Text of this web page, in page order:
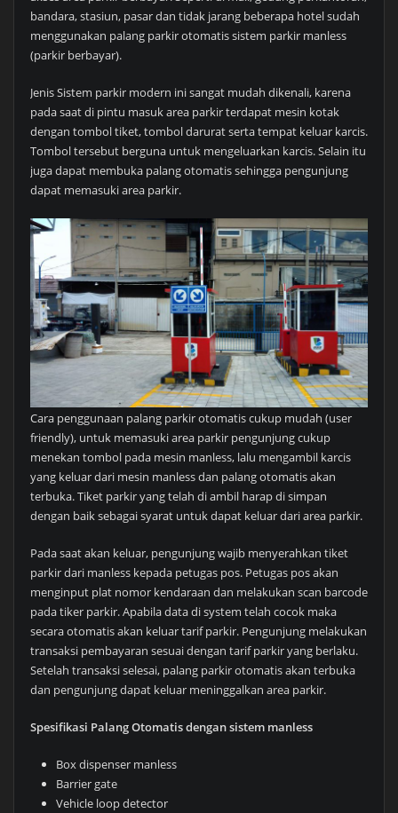
bandara, stasiun, pasar dan tidak jarang beberapa hotel sudah
menggunakan palang parkir otomatis sistem parkir manless
(parkir berbayar).
Jenis Sistem parkir modern ini sangat mudah dikenali, karena
pada saat di pintu masuk area parkir terdapat mesin kotak
dengan tombol tiket, tombol darurat serta tempat keluar karcis.
Tombol tersebut berguna untuk mengeluarkan karcis. Selain itu
juga dapat membuka palang otomatis sehingga pengunjung
dapat memasuki area parkir.
Cara penggunaan palang parkir otomatis cukup mudah (user
friendly), untuk memasuki area parkir pengunjung cukup
menekan tombol pada mesin manless, lalu mengambil karcis
yang keluar dari mesin manless dan palang otomatis akan
terbuka. Tiket parkir yang telah di ambil harap di simpan
dengan baik sebagai syarat untuk dapat keluar dari area parkir.
Pada saat akan keluar, pengunjung wajib menyerahkan tiket
parkir dari manless kepada petugas pos. Petugas pos akan
menginput plat nomor kendaraan dan melakukan scan barcode
pada tiker parkir. Apabila data di system telah cocok maka
secara otomatis akan keluar tarif parkir. Pengunjung melakukan
transaksi pembayaran sesuai dengan tarif parkir yang berlaku.
Setelah transaksi selesai, palang parkir otomatis akan terbuka
dan pengunjung dapat keluar meninggalkan area parkir.
Spesifikasi Palang Otomatis dengan sistem manless
Box dispenser manless
Barrier gate
Vehicle loop detector